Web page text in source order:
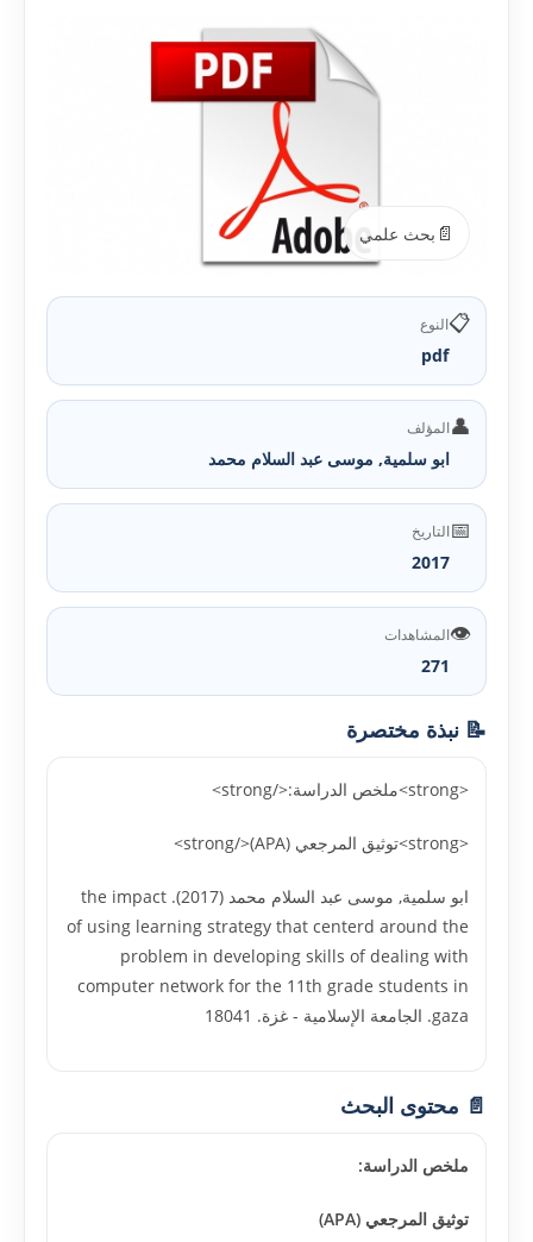
📄 بحث علمي
📋النوع
pdf
👤المؤلف
ابو سلمية, موسى عبد السلام محمد
📅التاريخ
2017
👁️المشاهدات
271
📝 نبذة مختصرة
<strong>ملخص الدراسة:</strong>
<strong>توثيق المرجعي (APA)</strong>
ابو سلمية, موسى عبد السلام محمد (2017). the impact
of using learning strategy that centerd around the
problem in developing skills of dealing with
computer network for the 11th grade students in
gaza. الجامعة الإسلامية - غزة. 18041
📄 محتوى البحث
ملخص الدراسة:
توثيق المرجعي (APA)